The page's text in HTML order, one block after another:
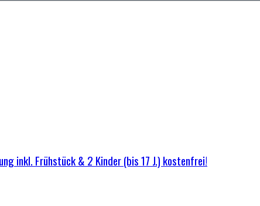
inkl. Frühstück & 2 Kinder (bis 17 J.) kostenfrei!